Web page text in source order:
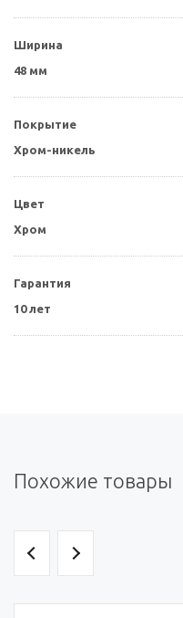
Ширина
48 мм
Покрытие
Хром-никель
Цвет
Хром
Гарантия
10 лет
Похожие товары